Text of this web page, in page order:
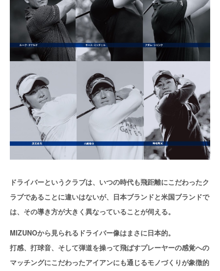
ドライバーというクラブは、いつの時代も飛距離にこだわったク
ラブであることに違いはないが、日本ブランドと米国ブランドで
は、その導き方が大きく異なっていることが伺える。
MIZUNOから見られるドライバー像はまさに日本的。
打感、打球音、そして弾道を操って飛ばすプレーヤーの感覚への
マッチングにこだわったアイアンにも通じるモノづくりが象徴的